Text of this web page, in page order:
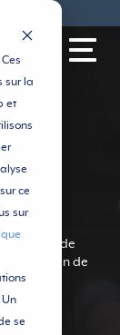
sur la
et
ce
sur
se
de
l'évolution de